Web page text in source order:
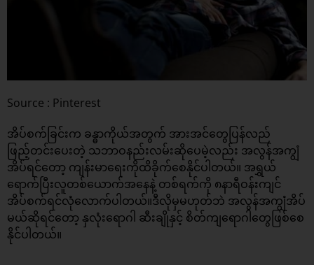
Source : Pinterest
အိပ်စက်ခြင်းက ခန္ဓာကိုယ်အတွက် အားအင်တွေပြန်လည်
ဖြည့်တင်းပေးတဲ့ သဘာဝနည်းလမ်းဆိုပေမဲ့လည်း အလွန်အကျွံ
အိပ်ရင်တော့ ကျန်းမာရေးကိုထိခိုက်စေနိုင်ပါတယ်။ အရွှယ်
ရောက်ပြီးလူတစ်ယောက်အနေနဲ့ တစ်ရက်ကို ၈နာရီဝန်းကျင်
အိပ်စက်ရင်လုံလောက်ပါတယ်။ဒီလိုမှမဟုတ်ဘဲ အလွန်အကျွံအိပ်
မယ်ဆိုရင်တော့ နှလုံးရောဂါ ဆီးချိုနှင့် စိတ်ကျရောဂါတွေဖြစ်စေ
နိုင်ပါတယ်။